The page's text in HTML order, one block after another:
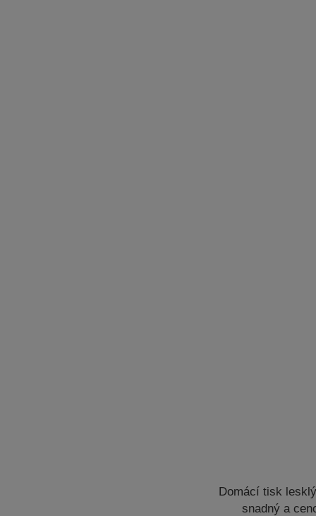
Domácí tisk
snadný a